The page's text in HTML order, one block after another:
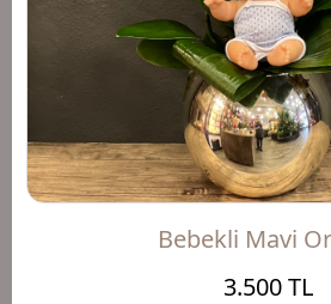
Bebekli Mavi
3.500 TL